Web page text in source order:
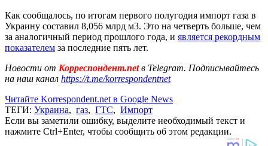
Как сообщалось, по итогам первого полугодия импорт газа в
Украину составил 8,056 млрд м3. Это на четверть больше, чем
за аналогичный период прошлого года, и является рекордным
показателем за последние пять лет.
Новости от Корреспондент.netв Telegram. Подписывайтесь
на наш канал https://t.me/korrespondentnet
Читайте Korrespondent.net в Google News
ТЕГИ: Украина, газ, ГТС, Импорт
Если вы заметили ошибку, выделите необходимый текст и
нажмите Ctrl+Enter, чтобы сообщить об этом редакции.